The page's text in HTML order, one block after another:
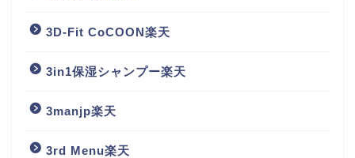
3D-Fit CoCOON楽天
3in1保湿シャンプー楽天
3manjp楽天
3rd Menu楽天